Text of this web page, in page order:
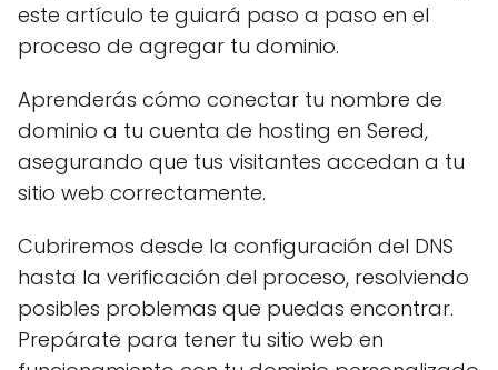
este artículo te guiará paso a paso en el
proceso de agregar tu dominio.
Aprenderás cómo conectar tu nombre de
dominio a tu cuenta de hosting en Sered,
asegurando que tus visitantes accedan a tu
sitio web correctamente.
Cubriremos desde la configuración del DNS
hasta la verificación del proceso, resolviendo
posibles problemas que puedas encontrar.
Prepárate para tener tu sitio web en